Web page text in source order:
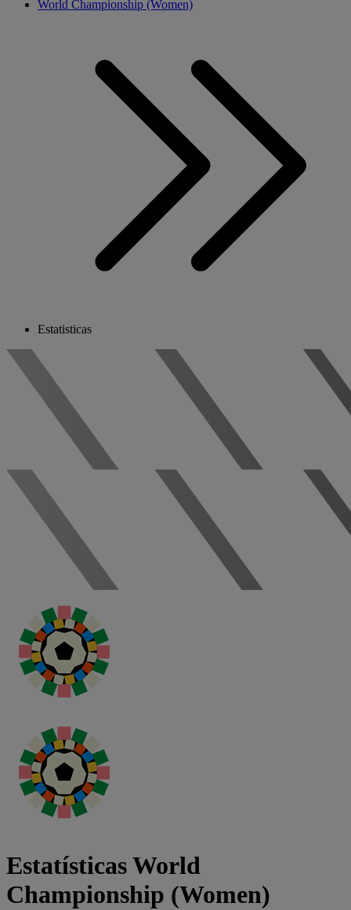
World Championship (Women)
Estatisticas
Estatísticas World
Championship (Women)